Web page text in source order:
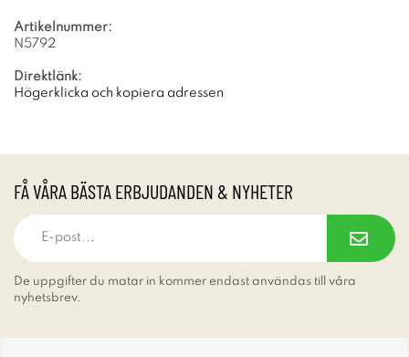
Artikelnummer:
N5792
Direktlänk:
Högerklicka och kopiera adressen
FÅ VÅRA BÄSTA ERBJUDANDEN & NYHETER
De uppgifter du matar in kommer endast användas till våra
nyhetsbrev.